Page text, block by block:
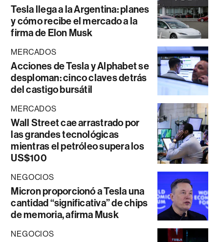
Tesla llega a la Argentina: planes
y cómo recibe el mercado a la
firma de Elon Musk
MERCADOS
Acciones de Tesla y Alphabet se
desploman: cinco claves detrás
del castigo bursátil
MERCADOS
Wall Street cae arrastrado por
las grandes tecnológicas
mientras el petróleo supera los
US$100
NEGOCIOS
Micron proporcionó a Tesla una
cantidad “significativa” de chips
de memoria, afirma Musk
NEGOCIOS